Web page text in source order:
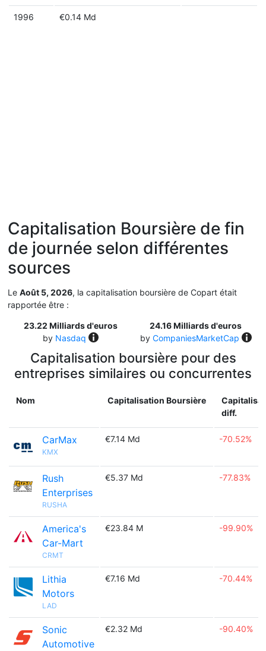
1996 €0.14 Md
Capitalisation Boursière de fin
de journée selon différentes
sources
Le Août 5, 2026, la capitalisation boursière de Copart était
rapportée être :
23.22 Milliards d'euros
by Nasdaq
24.16 Milliards d'euros
by CompaniesMarketCap
Capitalisation boursière pour des
entreprises similaires ou concurrentes
Nom Capitalisation Boursière
diff.
CarMax
KMX
€7.14 Md -70.52%
Rush
Enterprises
RUSHA
€5.37 Md -77.83%
America's
Car-Mart
CRMT
€23.84 M -99.90%
Lithia
Motors
LAD
€7.16 Md -70.44%
Sonic
Automotive
€2.32 Md -90.40%